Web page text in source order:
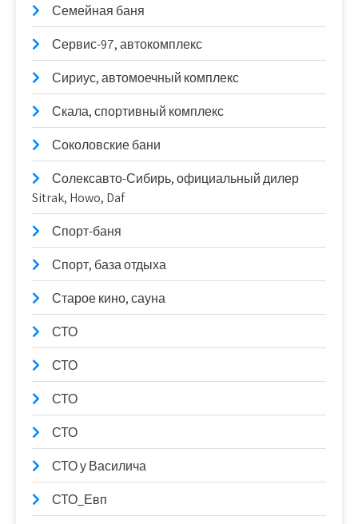
Семейная баня
Сервис-97, автокомплекс
Сириус, автомоечный комплекс
Скала, спортивный комплекс
Соколовские бани
Солексавто-Сибирь, официальный дилер
Sitrak, Howo, Daf
Спорт-баня
Спорт, база отдыха
Старое кино, сауна
СТО
СТО
СТО
СТО
СТО у Василича
СТО_Евп